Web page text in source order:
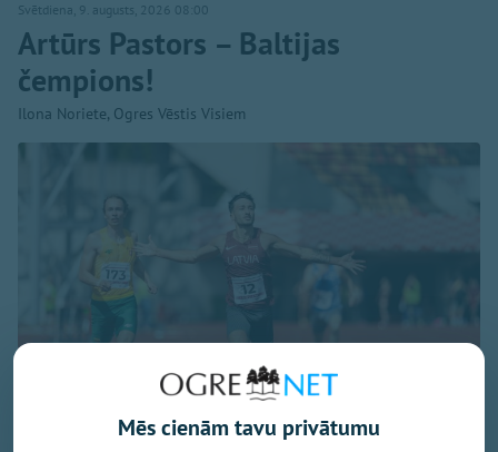
Svētdiena, 9. augusts, 2026 08:00
Artūrs Pastors – Baltijas
čempions!
Ilona Noriete, Ogres Vēstis Visiem
Mēs cienām tavu privātumu